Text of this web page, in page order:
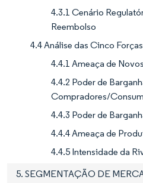
4.3.1 Cenário
Reembolso
4.4 Análise das Cinco
4.4.1 Ameaça de
4.4.2 Poder de
Compradores/
4.4.3 Poder de
4.4.4 Ameaça de
4.4.5 Intensidade da
5. SEGMENTAÇÃO DE